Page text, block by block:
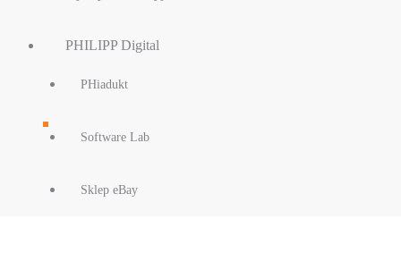
PHILIPP Digital
PHiadukt
Software Lab
Sklep eBay